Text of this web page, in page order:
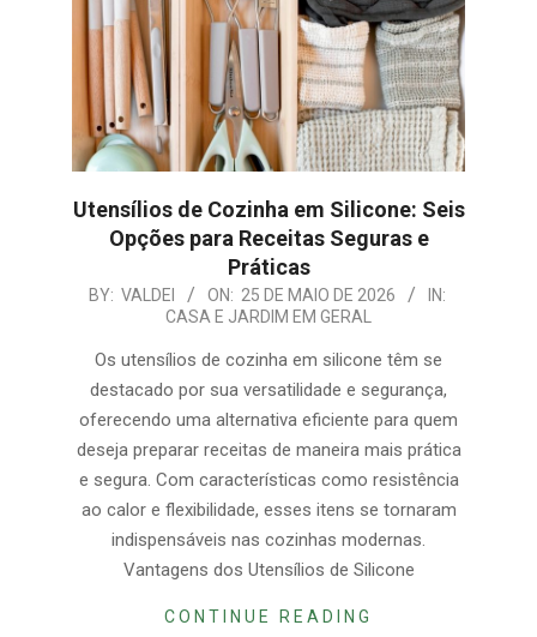
Utensílios de Cozinha em Silicone: Seis
Opções para Receitas Seguras e
Práticas
2026-
BY: VALDEI ON: 25 DE MAIO DE 2026
IN:
CASA E JARDIM EM GERAL
Os utensílios de cozinha em silicone têm se
destacado por sua versatilidade e segurança,
oferecendo uma alternativa eficiente para quem
deseja preparar receitas de maneira mais prática
e segura. Com características como resistência
ao calor e flexibilidade, esses itens se tornaram
indispensáveis nas cozinhas modernas.
Vantagens dos Utensílios de Silicone
CONTINUE READING